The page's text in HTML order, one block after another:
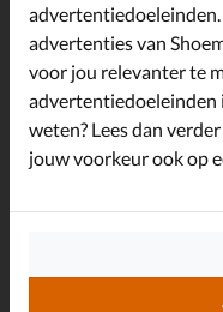
Altijd op de hoogte zijn?
Schrijf je in voor de
welkomstkorting!*
E-mailadres
advertenties van
voor jou relevanter te
advertentiedoeleinden
weten? Lees dan
jouw voorkeur ook op